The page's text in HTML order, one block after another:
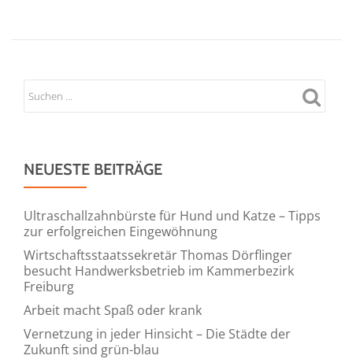
NEUESTE BEITRÄGE
Ultraschallzahnbürste für Hund und Katze – Tipps
zur erfolgreichen Eingewöhnung
Wirtschaftsstaatssekretär Thomas Dörflinger
besucht Handwerksbetrieb im Kammerbezirk
Freiburg
Arbeit macht Spaß oder krank
Vernetzung in jeder Hinsicht – Die Städte der
Zukunft sind grün-blau